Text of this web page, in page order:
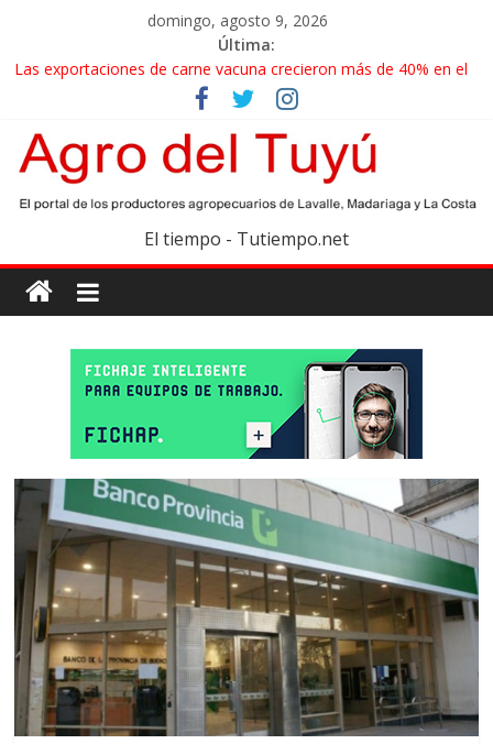
domingo, agosto 9, 2026
Última:
Las exportaciones de carne vacuna crecieron más de 40% en el
La miel, un motor de las economías regionales que enfrenta
nuevos desafíos para exportar
El gobierno bonaerense realizará un censo para actualizar el
mapa de la producción hortiflorícola
Las exportaciones agroindustriales anotaron un récord histórico
en el primer semestre
Maíz: estiman una cosecha récord de 71,5 millones de toneladas
El tiempo - Tutiempo.net